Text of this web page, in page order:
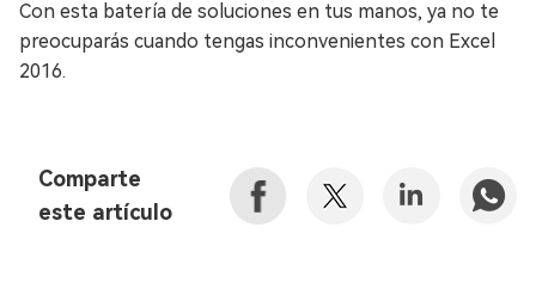
Con esta batería de soluciones en tus manos, ya no te
preocuparás cuando tengas inconvenientes con Excel
2016.
Comparte
este artículo